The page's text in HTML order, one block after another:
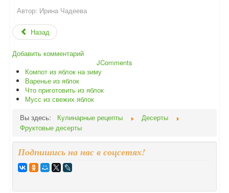
Автор: Ирина Чадеева
Назад
Добавить комментарий
JComments
Компот из яблок на зиму
Варенье из яблок
Что приготовить из яблок
Мусс из свежих яблок
Вы здесь:
Кулинарные рецепты
Десерты
Фруктовые десерты
Подпишись на нас в соцсетях!